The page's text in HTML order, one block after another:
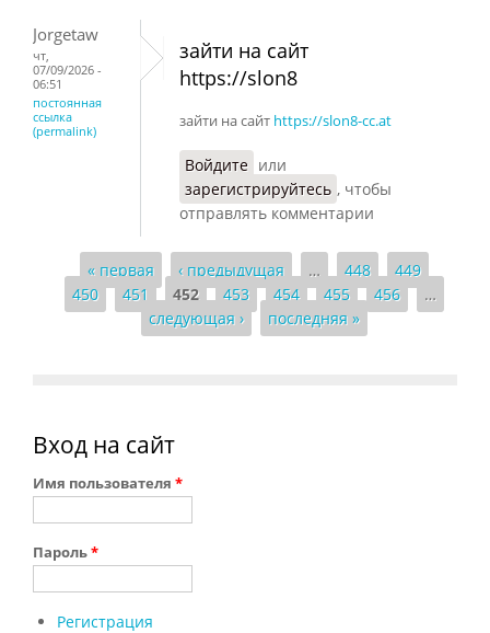
Jorgetaw
чт,
07/09/2026 -
06:51
постоянная
ссылка
(permalink)
зайти на сайт
https://slon8
зайти на сайт https://slon8-cc.at
Войдите или
зарегистрируйтесь , чтобы
отправлять комментарии
Страницы
« первая ‹ предыдущая … 448
449
450
451 452 453 454 455 456
…
следующая ›
последняя »
Вход на сайт
Имя пользователя *
Пароль*
Регистрация